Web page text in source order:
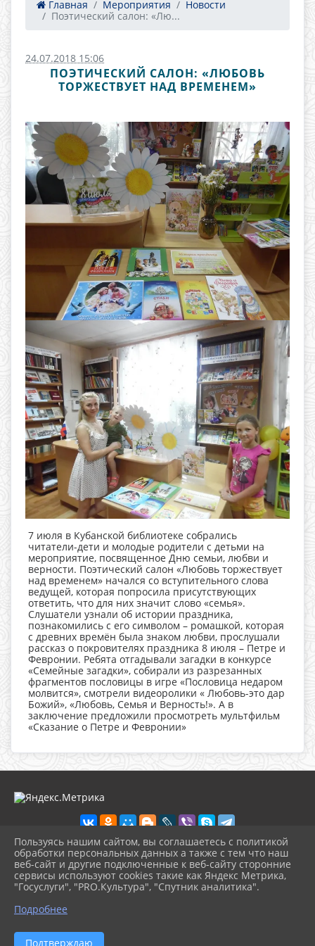
Главная Мероприятия
Новости
Поэтический салон: «Лю...
24.07.2018 15:06
ПОЭТИЧЕСКИЙ САЛОН: «ЛЮБОВЬ
ТОРЖЕСТВУЕТ НАД ВРЕМЕНЕМ»
7 июля в Кубанской библиотеке собрались
читатели-дети и молодые родители с детьми на
мероприятие, посвященное Дню семьи, любви и
верности. Поэтический салон «Любовь торжествует
над временем» начался со вступительного слова
ведущей, которая попросила присутствующих
ответить, что для них значит слово «семья».
Слушатели узнали об истории праздника,
познакомились с его символом – ромашкой, которая
с древних времён была знаком любви, прослушали
рассказ о покровителях праздника 8 июля – Петре и
Февронии. Ребята отгадывали загадки в конкурсе
«Семейные загадки», собирали из разрезанных
фрагментов пословицы в игре «Пословица недаром
молвится», смотрели видеоролики « Любовь-это дар
Божий», «Любовь, Семья и Верность!». А в
заключение предложили просмотреть мультфильм
«Сказание о Петре и Февронии»
2026 г. cbskuban.apskult.ru
Вход
Карта сайта
Политика обработки персональных данных
Сделано на KubCMS
Разработка и поддержка
Пользуясь нашим сайтом, вы соглашаетесь с политикой
обработки персональных данных а также с тем что наш
веб-сайт и другие подключенные к веб-сайту сторонние
сервисы используют cookies такие как Яндекс Метрика,
"Госуслуги", "PRO.Культура", "Спутник аналитика".
Подробнее
Подтверждаю